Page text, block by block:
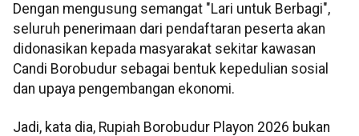
Dengan mengusung semangat "Lari untuk Berbagi",
seluruh penerimaan dari pendaftaran peserta akan
didonasikan kepada masyarakat sekitar kawasan
Candi Borobudur sebagai bentuk kepedulian sosial
dan upaya pengembangan ekonomi.
Jadi, kata dia, Rupiah Borobudur Playon 2026 bukan